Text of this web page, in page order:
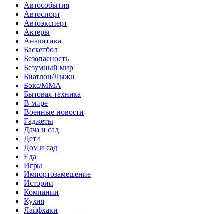
Автособытия
Автоспорт
Автоэксперт
Актеры
Аналитика
Баскетбол
Безопасность
Безумный мир
Биатлон/Лыжи
Бокс/MMA
Бытовая техника
В мире
Военные новости
Гаджеты
Дача и сад
Дети
Дом и сад
Еда
Игры
Импортозамещение
Истории
Компании
Кухня
Лайфхаки